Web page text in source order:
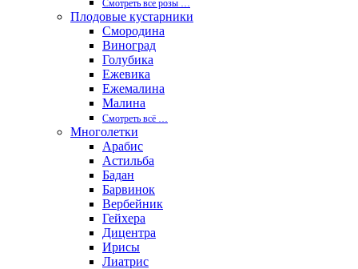
Смотреть все розы …
Плодовые кустарники
Смородина
Виноград
Голубика
Ежевика
Ежемалина
Малина
Смотреть вcё …
Многолетки
Арабис
Астильба
Бадан
Барвинок
Вербейник
Гейхера
Дицентра
Ирисы
Лиатрис